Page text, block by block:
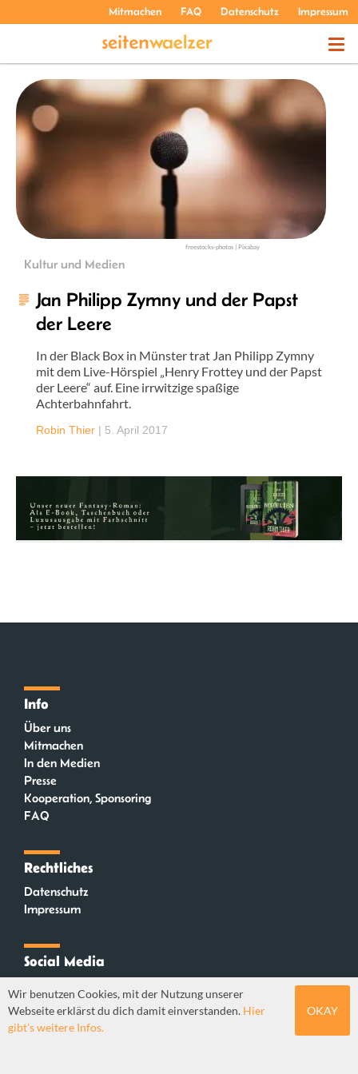
Mitmachen FAQ Datenschutz Impressum
THEMEN
PODCASTS
ÜBER UNS
freestocks-photos | Pixabay
Kultur und Medien
Jan Philipp Zymny und der Papst
der Leere
In der Black Box in Münster trat Jan Philipp Zymny
mit dem Live-Hörspiel „Henry Frottey und der Papst
der Leere“ auf. Eine irrwitzige spaßige
Achterbahnfahrt.
Robin Thier | 5. April 2017
Info
Über uns
Mitmachen
In den Medien
Presse
Kooperation, Sponsoring
FAQ
Rechtliches
Datenschutz
Impressum
Social Media
Mastodon
Wir benutzen Cookies, mit der Nutzung unserer
Webseite erklärst du dich damit einverstanden. Hier
gibt's weitere Infos.
OKAY